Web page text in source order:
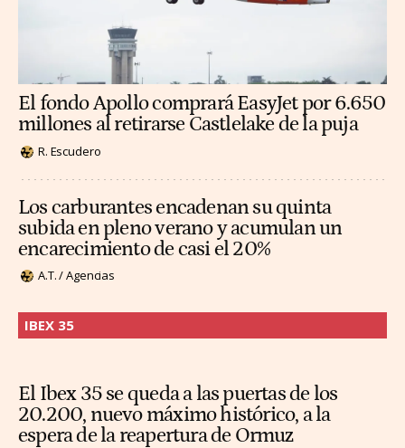
El fondo Apollo comprará EasyJet por 6.650
millones al retirarse Castlelake de la puja
R. Escudero
Los carburantes encadenan su quinta
subida en pleno verano y acumulan un
encarecimiento de casi el 20%
A.T. / Agencias
IBEX 35
El Ibex 35 se queda a las puertas de los
20.200, nuevo máximo histórico, a la
espera de la reapertura de Ormuz